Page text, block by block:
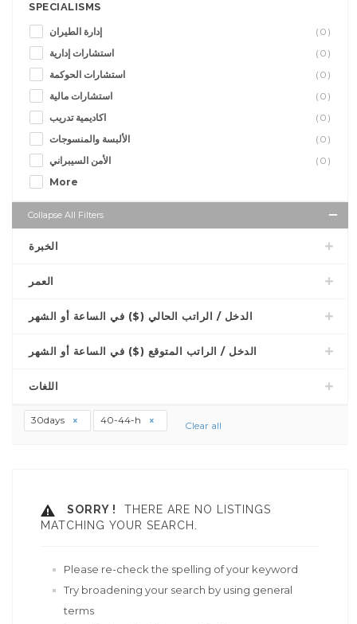
SPECIALISMS
إدارة الطيران
(0)
استشارات إدارية
(0)
استشارات الحوكمة
(0)
استشارات مالية
(0)
اكاديمية تدريب
(0)
الألبسة والمنسوجات
(0)
الأمن السيبراني
(0)
More
Collapse All Filters
الخبرة
العمر
الدخل / الراتب الحالي ($) في الساعة أو الشهر
الدخل / الراتب المتوقع ($) في الساعة أو الشهر
اللغات
30days 40-44-h Clear all
SORRY !
THERE ARE NO LISTINGS
MATCHING YOUR SEARCH.
Please re-check the spelling of your keyword
Try broadening your search by using general
terms